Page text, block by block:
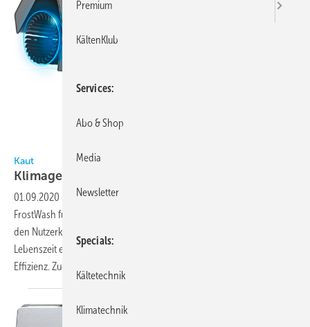
Kaut
Klimageräte reinigen sich
01.09.2020
Von Kaut kommt eine wirksame Selbstreinigungstechnik
FrostWash für Hitachi-Klimageräte, welche die Raumluftqualität und
den Nutzerkomfort erhöht. Regelmäßige Wartungen verlängern die
Lebenszeit einer Klimaanlage und steigern nach jeder Wartung die
Effizienz. Zudem ist die klimatisierte
Premium
KältenKlub
Services
Abo & Shop
Media
Newsletter
Specials
Kältetechnik
Klimatechnik